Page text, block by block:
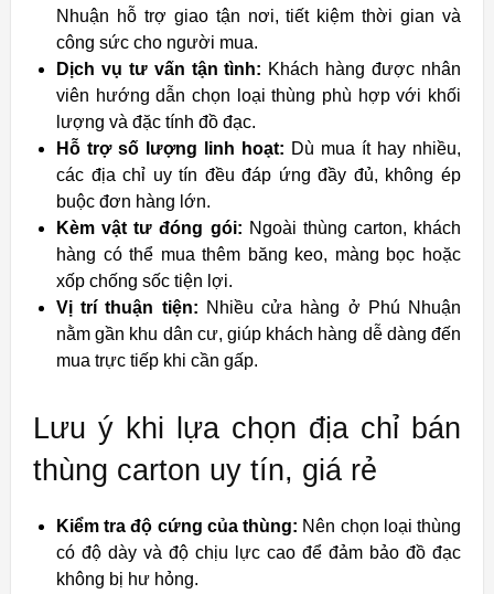
Nhuận hỗ trợ giao tận nơi, tiết kiệm thời gian và
công sức cho người mua.
Dịch vụ tư vấn tận tình: Khách hàng được nhân
viên hướng dẫn chọn loại thùng phù hợp với khối
lượng và đặc tính đồ đạc.
Hỗ trợ số lượng linh hoạt: Dù mua ít hay nhiều,
các địa chỉ uy tín đều đáp ứng đầy đủ, không ép
buộc đơn hàng lớn.
Kèm vật tư đóng gói: Ngoài thùng carton, khách
hàng có thể mua thêm băng keo, màng bọc hoặc
xốp chống sốc tiện lợi.
Vị trí thuận tiện: Nhiều cửa hàng ở Phú Nhuận
nằm gần khu dân cư, giúp khách hàng dễ dàng đến
mua trực tiếp khi cần gấp.
Lưu ý khi lựa chọn địa chỉ bán
thùng carton uy tín, giá rẻ
Kiểm tra độ cứng của thùng: Nên chọn loại thùng
có độ dày và độ chịu lực cao để đảm bảo đồ đạc
không bị hư hỏng.